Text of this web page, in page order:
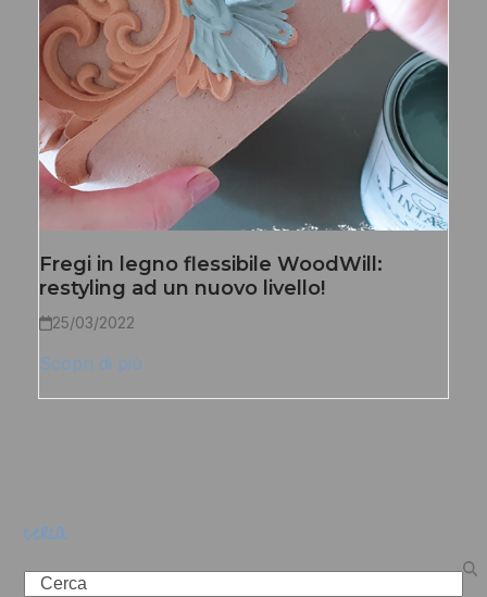
Fregi in legno flessibile WoodWill:
restyling ad un nuovo livello!
25/03/2022
Scopri di più
cerca
Search